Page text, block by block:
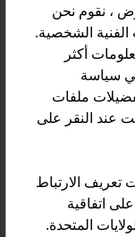
، نقوم نحن
الفنية الشخصية.
أكثر
سياسة
ملفات
عند النقر على
الارتباط
اتفاقية
المتحدة.